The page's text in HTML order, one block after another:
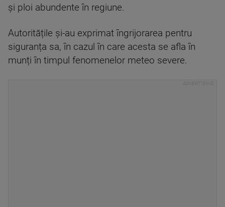
și ploi abundente în regiune.
Autoritățile și-au exprimat îngrijorarea pentru
siguranța sa, în cazul în care acesta se afla în
munți în timpul fenomenelor meteo severe.